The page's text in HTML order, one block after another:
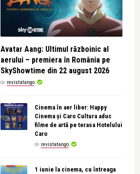
Avatar Aang: Ultimul războinic al
aerului – premiera în România pe
SkyShowtime din 22 august 2026
de revistatango
Cinema în aer liber: Happy
Cinema și Caro Cultura aduc
filme de artă pe terasa Hotelului
Caro
de revistatango
1 iunie la cinema, cu întreaga